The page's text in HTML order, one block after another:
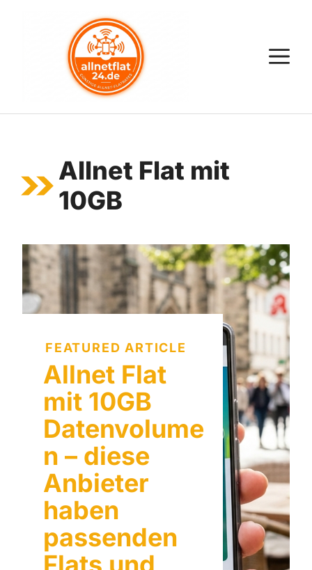
Allnet Flat mit
10GB
FEATURED ARTICLE
Allnet Flat
mit 10GB
Datenvolume
n – diese
Anbieter
haben
passenden